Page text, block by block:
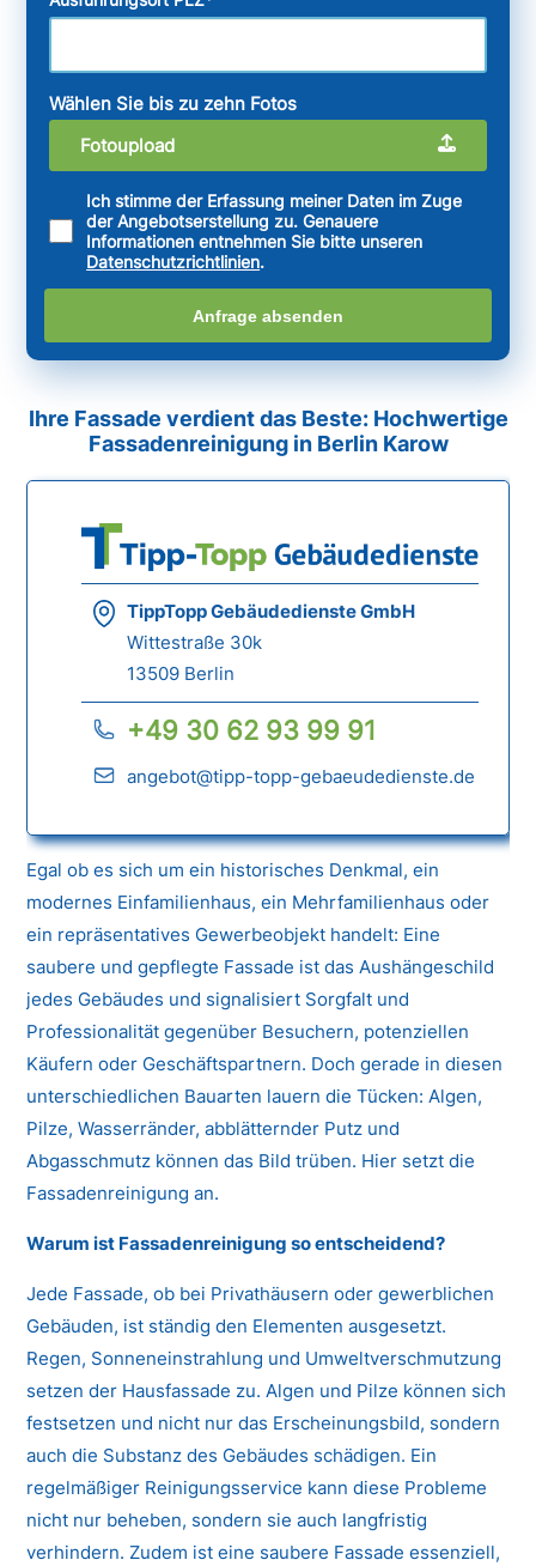
Wählen Sie bis zu zehn Fotos
Fotoupload
Ich stimme der Erfassung meiner Daten im Zuge
der Angebotserstellung zu. Genauere
Informationen entnehmen Sie bitte unseren
Datenschutzrichtlinien.
Anfrage absenden
Ihre Fassade verdient das Beste: Hochwertige
Fassadenreinigung in Berlin Karow
TippTopp Gebäudedienste GmbH
Wittestraße 30k
13509 Berlin
+49 30 62 93 99 91
angebot@tipp-topp-gebaeudedienste.de
Egal ob es sich um ein historisches Denkmal, ein
modernes Einfamilienhaus, ein Mehrfamilienhaus oder
ein repräsentatives Gewerbeobjekt handelt: Eine
saubere und gepflegte Fassade ist das Aushängeschild
jedes Gebäudes und signalisiert Sorgfalt und
Professionalität gegenüber Besuchern, potenziellen
Käufern oder Geschäftspartnern. Doch gerade in diesen
unterschiedlichen Bauarten lauern die Tücken: Algen,
Pilze, Wasserränder, abblätternder Putz und
Abgasschmutz können das Bild trüben. Hier setzt die
Fassadenreinigung an.
Warum ist Fassadenreinigung so entscheidend?
Jede Fassade, ob bei Privathäusern oder gewerblichen
Gebäuden, ist ständig den Elementen ausgesetzt.
Regen, Sonneneinstrahlung und Umweltverschmutzung
setzen der Hausfassade zu. Algen und Pilze können sich
festsetzen und nicht nur das Erscheinungsbild, sondern
auch die Substanz des Gebäudes schädigen. Ein
regelmäßiger Reinigungsservice kann diese Probleme
nicht nur beheben, sondern sie auch langfristig
verhindern. Zudem ist eine saubere Fassade essenziell,